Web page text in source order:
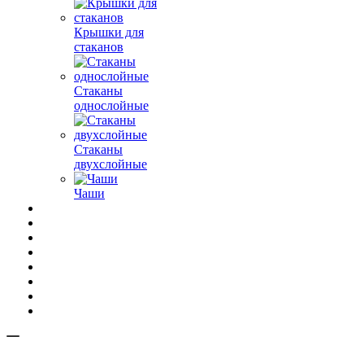
Крышки для
стаканов
Стаканы
однослойные
Стаканы
двухслойные
Чаши